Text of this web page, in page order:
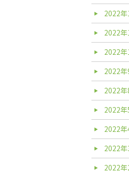
2022年
2022年
2022年
2022年
2022年
2022年
2022年
2022年
2022年